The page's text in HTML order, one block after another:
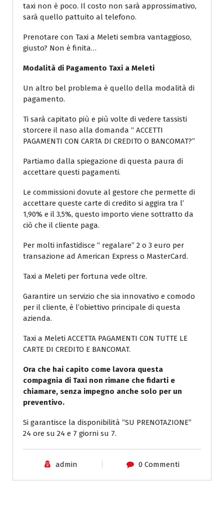
taxi non è poco. Il costo non sarà approssimativo,
sarà quello pattuito al telefono.
Prenotare con Taxi a Meleti sembra vantaggioso,
giusto? Non è finita…
Modalità di Pagamento Taxi a Meleti
Un altro bel problema è quello della modalità di
pagamento.
Ti sarà capitato più e più volte di vedere tassisti
storcere il naso alla domanda “ ACCETTI
PAGAMENTI CON CARTA DI CREDITO O BANCOMAT?”
Partiamo dalla spiegazione di questa paura di
accettare questi pagamenti.
Le commissioni dovute al gestore che permette di
accettare queste carte di credito si aggira tra l’
1,90% e il 3,5%, questo importo viene sottratto da
ciò che il cliente paga.
Per molti infastidisce “ regalare” 2 o 3 euro per
transazione ad American Express o MasterCard.
Taxi a Meleti per fortuna vede oltre.
Garantire un servizio che sia innovativo e comodo
per il cliente, è l’obiettivo principale di questa
azienda.
Taxi a Meleti ACCETTA PAGAMENTI CON TUTTE LE
CARTE DI CREDITO E BANCOMAT.
Ora che hai capito come lavora questa
compagnia di Taxi non rimane che fidarti e
chiamare, senza impegno anche solo per un
preventivo.
Si garantisce la disponibilità “SU PRENOTAZIONE”
24 ore su 24 e 7 giorni su 7.
admin 0 Commenti